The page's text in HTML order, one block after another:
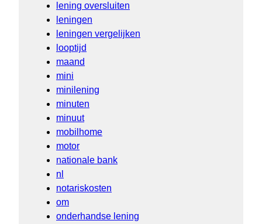
lening oversluiten
leningen
leningen vergelijken
looptijd
maand
mini
minilening
minuten
minuut
mobilhome
motor
nationale bank
nl
notariskosten
om
onderhandse lening